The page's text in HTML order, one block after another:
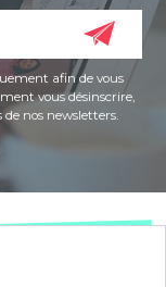
afin de vous
vous désinscrire,
nos newsletters.